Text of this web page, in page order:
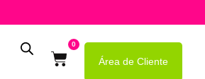
0
Área de Cliente